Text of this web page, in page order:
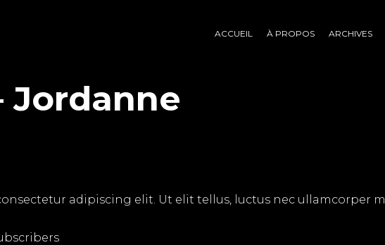
ACCUEIL À PROPOS ARCHIVES
Jordanne
adipiscing elit. Ut elit tellus, luctus nec ullamcorper